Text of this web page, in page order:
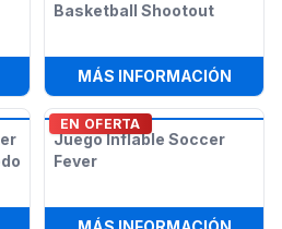
BRINCOLÍN GIGANTE DE FUTBOLÍN
Basketball Shootout
MÁS INFORMACIÓN:
TOBOGÁN PATRIOT MONSTER
EN OFERTA
Juego Inflable Soccer
Fever
: